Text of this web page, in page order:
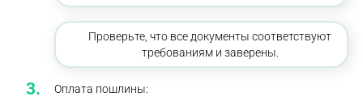
Проверьте, что все документы соответствуют
требованиям и заверены.
Оплата пошлины: